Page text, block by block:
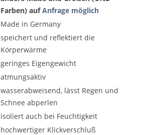
Farben) aufAnfrage möglich
Made in Germany
speichert und reflektiert die
Körperwärme
geringes Eigengewicht
atmungsaktiv
wasserabweisend, lässt Regen und
Schnee abperlen
isoliert auch bei Feuchtigkeit
hochwertiger Klickverschluß